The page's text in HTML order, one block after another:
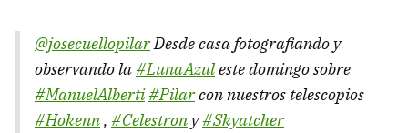
@josecuellopilarDesde casa fotografiando y
observando la#LunaAzuleste domingo sobre
#ManuelAlberti#Pilarcon nuestros telescopios
#Hokenn, #Celestron y#Skyatcher